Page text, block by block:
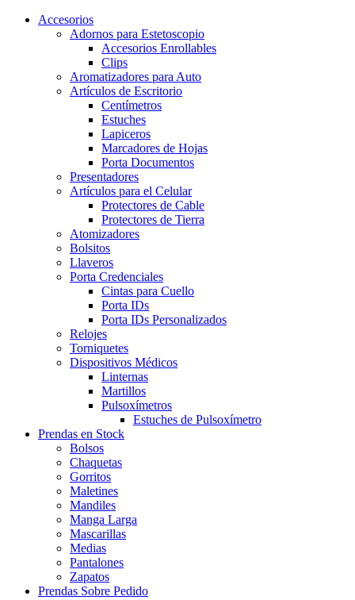
Accesorios
Adornos para Estetoscopio
Accesorios Enrollables
Clips
Aromatizadores para Auto
Artículos de Escritorio
Centímetros
Estuches
Lapiceros
Marcadores de Hojas
Porta Documentos
Presentadores
Artículos para el Celular
Protectores de Cable
Protectores de Tierra
Atomizadores
Bolsitos
Llaveros
Porta Credenciales
Cintas para Cuello
Porta IDs
Porta IDs Personalizados
Relojes
Torniquetes
Dispositivos Médicos
Linternas
Martillos
Pulsoxímetros
Estuches de Pulsoxímetro
Prendas en Stock
Bolsos
Chaquetas
Gorritos
Maletines
Mandiles
Manga Larga
Mascarillas
Medias
Pantalones
Zapatos
Prendas Sobre Pedido